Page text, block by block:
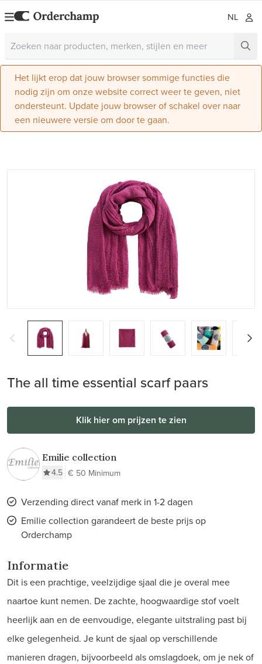
NL
Het lijkt erop dat jouw browser sommige functies die
nodig zijn om onze website correct weer te geven, niet
ondersteunt. Update jouw browser of schakel over naar
een nieuwere versie om door te gaan.
The all time essential scarf paars
Klik hier om prijzen te zien
Emilie collection
4.5 € 50 Minimum
Verzending direct vanaf merk in 1-2 dagen
Emilie collection garandeert de beste prijs op
Orderchamp
Informatie
Dit is een prachtige, veelzijdige sjaal die je overal mee
naartoe kunt nemen. De zachte, hoogwaardige stof voelt
heerlijk aan en de eenvoudige, elegante uitstraling past bij
elke gelegenheid. Je kunt de sjaal op verschillende
manieren dragen, bijvoorbeeld als omslagdoek, om je nek of